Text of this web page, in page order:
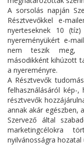
A sorsolás napján
Résztvevőkkel e-
nyerteseknek 10
nyereményükért e-
nem teszik meg,
másodikként kihúzott
a nyereményre.
A Résztvevők
felhasználásáról kép-
résztvevők
annak akár egészben,
Szervező által
marketingcélokra
nyilvánosságra